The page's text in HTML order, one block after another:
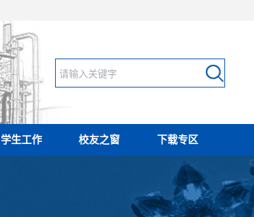
学生工作 校友之窗 下载专区